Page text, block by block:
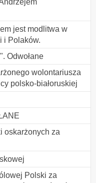
jest modlitwa w
i Polaków.
Odwołane
wolontariusza
polsko-białoruskiej
oskarżonych za
Polski za